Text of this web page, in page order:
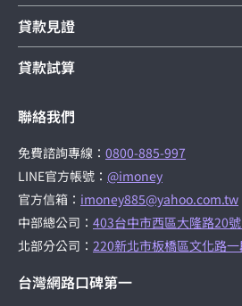
貸款見證
貸款試算
聯絡我們
免費諮詢專線： 0800-885-997
LINE官方帳號： @imoney
官方信箱： imoney885@yahoo.com.tw
中部總公司： 403台中市西區大隆路20
北部分公司： 220新北市板橋區文化路
台灣網路口碑第一